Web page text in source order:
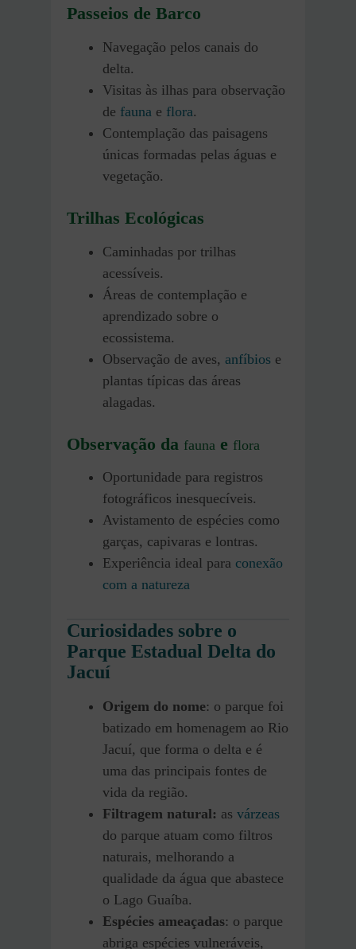
Passeios de Barco
Navegação pelos canais do
delta.
Visitas às ilhas para observação
de fauna e flora.
Contemplação das paisagens
únicas formadas pelas águas e
vegetação.
Trilhas Ecológicas
Caminhadas por trilhas
acessíveis.
Áreas de contemplação e
aprendizado sobre o
ecossistema.
Observação de aves, anfíbios e
plantas típicas das áreas
alagadas.
Observação da fauna e flora
Oportunidade para registros
fotográficos inesquecíveis.
Avistamento de espécies como
garças, capivaras e lontras.
Experiência ideal para conexão
com a natureza
Curiosidades sobre o
Parque Estadual Delta do
Jacuí
Origem do nome: o parque foi
batizado em homenagem ao Rio
Jacuí, que forma o delta e é
uma das principais fontes de
vida da região.
Filtragem natural: as várzeas
do parque atuam como filtros
naturais, melhorando a
qualidade da água que abastece
o Lago Guaíba.
Espécies ameaçadas: o parque
abriga espécies vulneráveis,